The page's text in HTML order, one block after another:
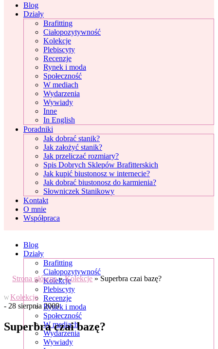
Blog
Działy
Brafitting
Ciałopozytywność
Kolekcje
Plebiscyty
Recenzje
Rynek i moda
Społeczność
W mediach
Wydarzenia
Wywiady
Inne
In English
Poradniki
Jak dobrać stanik?
Jak założyć stanik?
Jak przeliczać rozmiary?
Spis Dobrych Sklepów Brafitterskich
Jak kupić biustonosz w internecie?
Jak dobrać biustonosz do karmienia?
Słowniczek Stanikowy
Kontakt
O mnie
Współpraca
Blog
Działy
Brafitting
Ciałopozytywność
Kolekcje
Plebiscyty
Recenzje
Rynek i moda
Społeczność
W mediach
Wydarzenia
Wywiady
Strona główna»Kolekcje » Superbra czai bazę?
W Kolekcje
- 28 sierpnia 2009
Superbra czai bazę?